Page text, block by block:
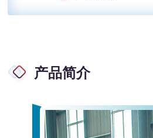
产品简介